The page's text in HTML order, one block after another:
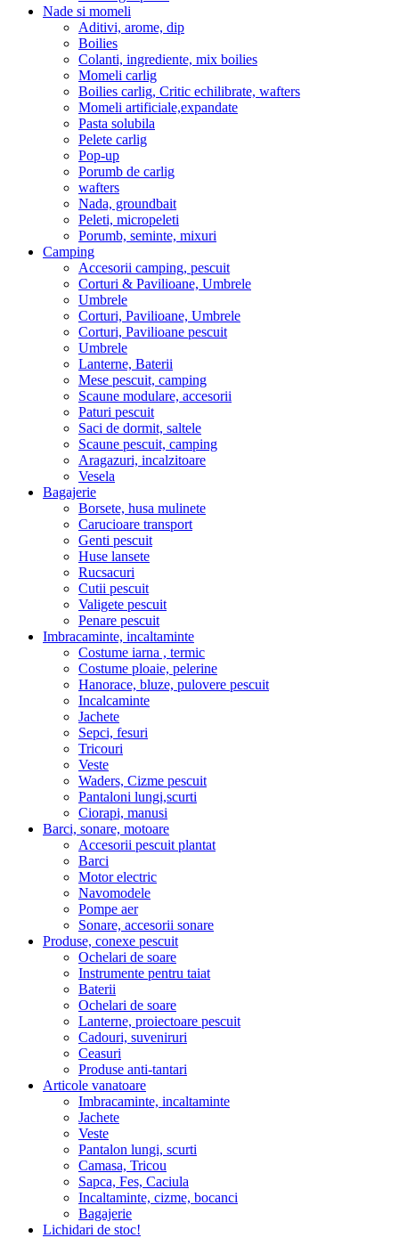
Nade si momeli
Aditivi, arome, dip
Boilies
Colanti, ingrediente, mix boilies
Momeli carlig
Boilies carlig, Critic echilibrate, wafters
Momeli artificiale,expandate
Pasta solubila
Pelete carlig
Pop-up
Porumb de carlig
wafters
Nada, groundbait
Peleti, micropeleti
Porumb, seminte, mixuri
Camping
Accesorii camping, pescuit
Corturi & Pavilioane, Umbrele
Umbrele
Corturi, Pavilioane, Umbrele
Corturi, Pavilioane pescuit
Umbrele
Lanterne, Baterii
Mese pescuit, camping
Scaune modulare, accesorii
Paturi pescuit
Saci de dormit, saltele
Scaune pescuit, camping
Aragazuri, incalzitoare
Vesela
Bagajerie
Borsete, husa mulinete
Carucioare transport
Genti pescuit
Huse lansete
Rucsacuri
Cutii pescuit
Valigete pescuit
Penare pescuit
Imbracaminte, incaltaminte
Costume iarna , termic
Costume ploaie, pelerine
Hanorace, bluze, pulovere pescuit
Incalcaminte
Jachete
Sepci, fesuri
Tricouri
Veste
Waders, Cizme pescuit
Pantaloni lungi,scurti
Ciorapi, manusi
Barci, sonare, motoare
Accesorii pescuit plantat
Barci
Motor electric
Navomodele
Pompe aer
Sonare, accesorii sonare
Produse, conexe pescuit
Ochelari de soare
Instrumente pentru taiat
Baterii
Ochelari de soare
Lanterne, proiectoare pescuit
Cadouri, suveniruri
Ceasuri
Produse anti-tantari
Articole vanatoare
Imbracaminte, incaltaminte
Jachete
Veste
Pantalon lungi, scurti
Camasa, Tricou
Sapca, Fes, Caciula
Incaltaminte, cizme, bocanci
Bagajerie
Lichidari de stoc!